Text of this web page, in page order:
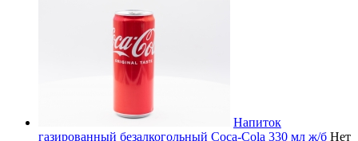
Напиток
газированный безалкогольный Coca-Cola 330 мл ж/б Нет